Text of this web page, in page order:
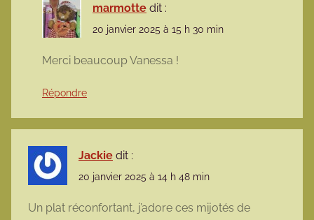
marmotte dit :
20 janvier 2025 à 15 h 30 min
Merci beaucoup Vanessa !
Répondre
Jackie dit :
20 janvier 2025 à 14 h 48 min
Un plat réconfortant, j’adore ces mijotés de